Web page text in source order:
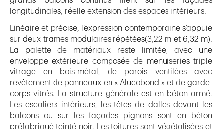
longitudinales, réelle extension des espaces intérieurs.
Linéaire et précise, l’expression contemporaine s’appuie
sur deux trames modulaires répétées(3,22 m et 6,32 m).
La palette de matériaux reste limitée, avec une
enveloppe extérieure composée de menuiseries triple
vitrage en bois-métal, de parois ventilées avec
revêtement de panneaux en « Alucobond » et de garde-
corps vitrés. La structure générale est en béton armé.
Les escaliers intérieurs, les têtes de dalles devant les
balcons ou sur les façades pignons sont en béton
préfabriqué teinté noir. Les toitures sont végétalisées et